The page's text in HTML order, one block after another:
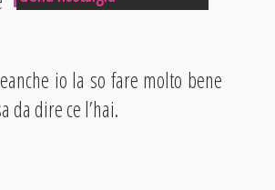
io la so fare molto bene
da dire ce l’hai.